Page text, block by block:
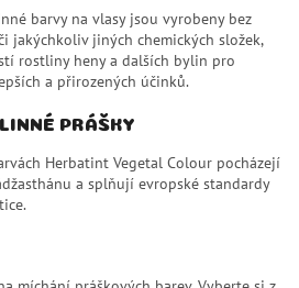
barvy na vlasy jsou vyrobeny bez
jakýchkoliv jiných chemických složek,
rostliny heny a dalších bylin pro
a přirozených účinků.
PRÁŠKY
Herbatint Vegetal Colour pocházejí
a splňují evropské standardy